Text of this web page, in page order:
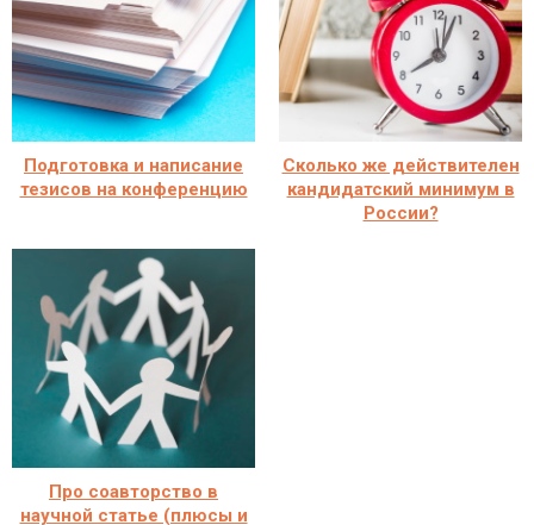
Подготовка и написание
тезисов на конференцию
Сколько же действителен
кандидатский минимум в
России?
Про соавторство в
научной статье (плюсы и